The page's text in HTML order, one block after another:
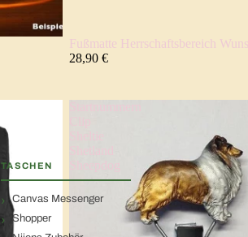
TASCHEN
Canvas Messenger
Shopper
Fußmatte Herrschaftsbereich
28,90 €